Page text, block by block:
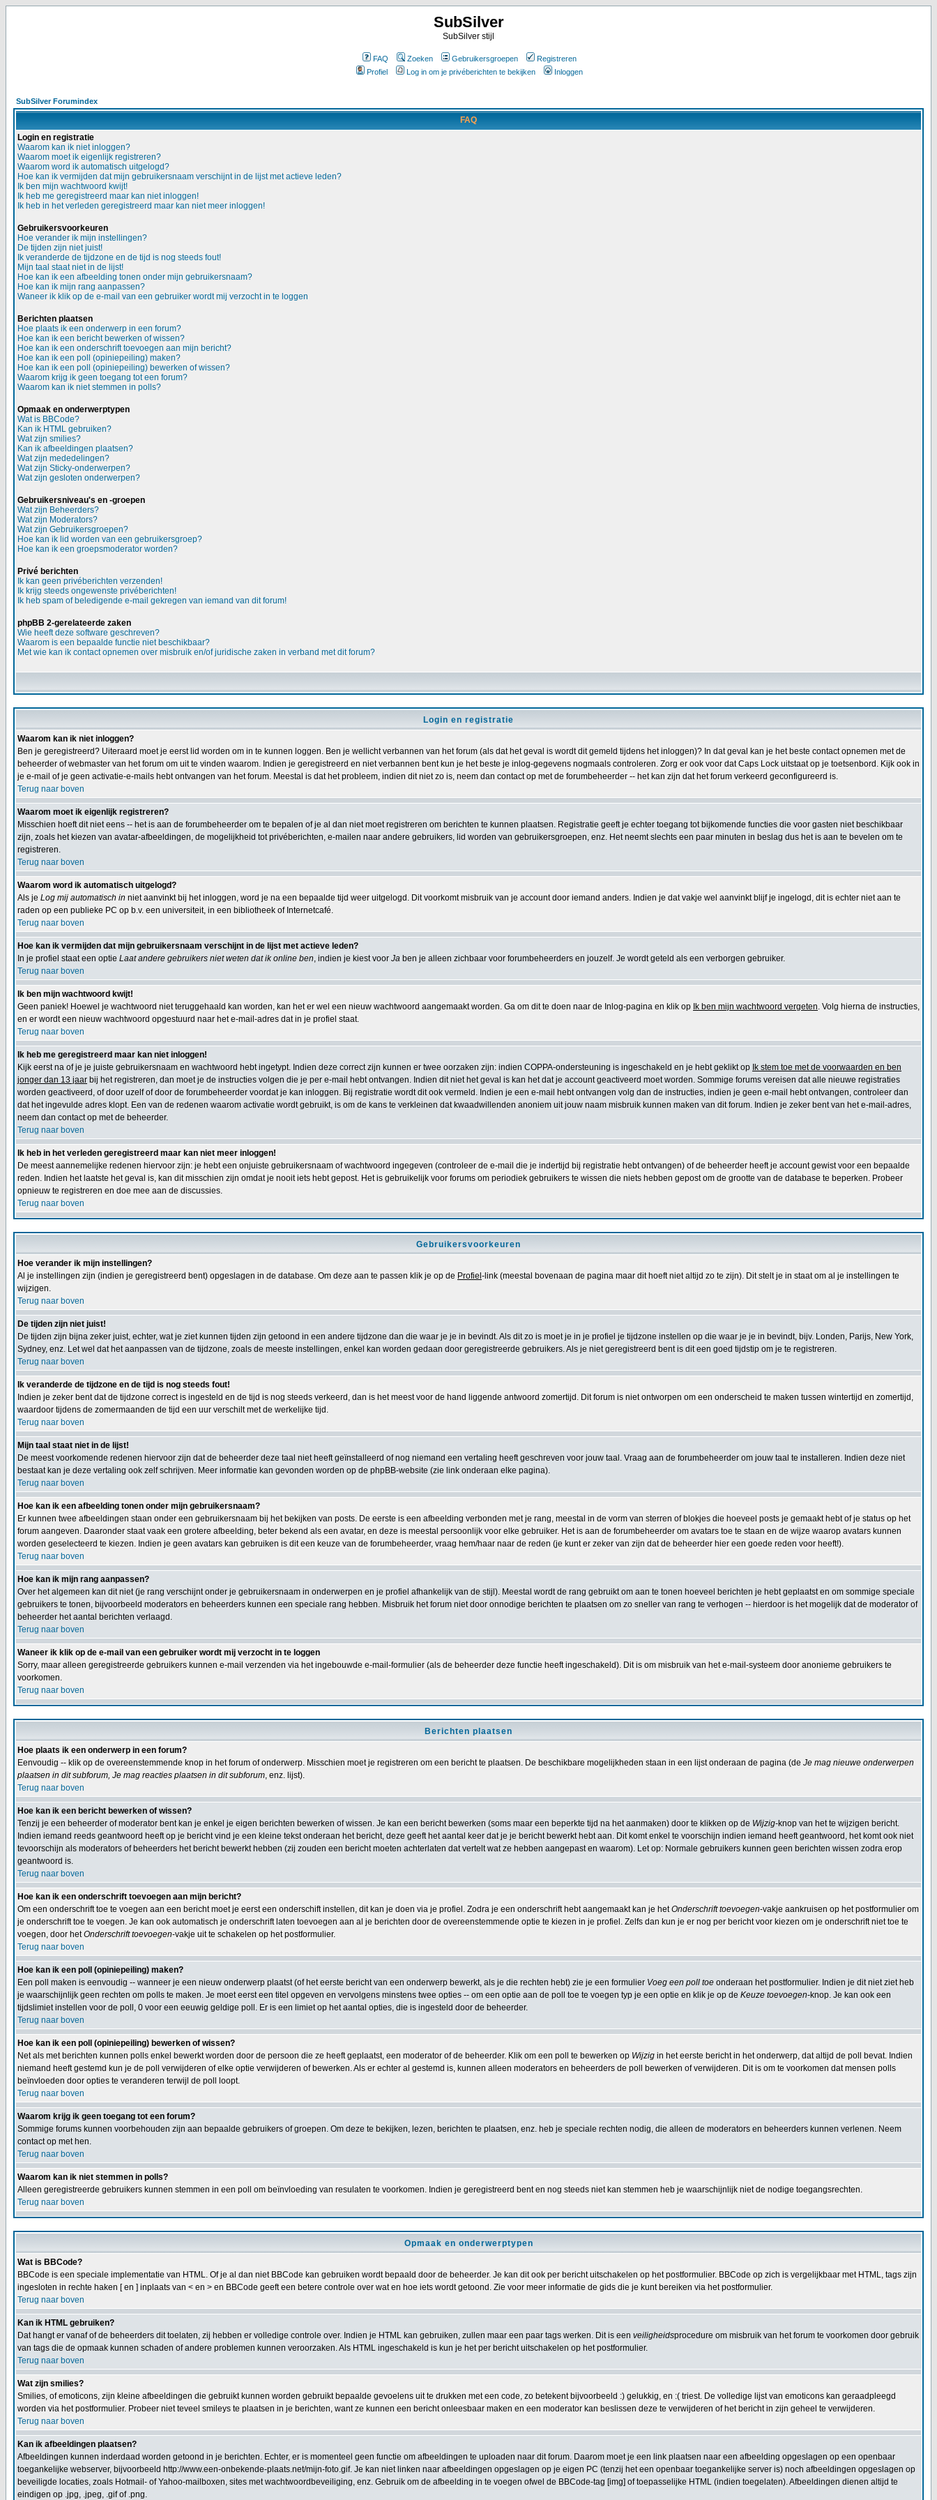
SubSilver
SubSilver stijl
FAQ Zoeken Gebruikersgroepen
Registreren
Profiel
Log in om je privéberichten te bekijken Inloggen
SubSilver Forumindex
FAQ
Login en registratie
Waarom kan ik niet inloggen?
Waarom moet ik eigenlijk registreren?
Waarom word ik automatisch uitgelogd?
Hoe kan ik vermijden dat mijn gebruikersnaam verschijnt in de lijst met actieve leden?
Ik ben mijn wachtwoord kwijt!
Ik heb me geregistreerd maar kan niet inloggen!
Ik heb in het verleden geregistreerd maar kan niet meer inloggen!
Gebruikersvoorkeuren
Hoe verander ik mijn instellingen?
De tijden zijn niet juist!
Ik veranderde de tijdzone en de tijd is nog steeds fout!
Mijn taal staat niet in de lijst!
Hoe kan ik een afbeelding tonen onder mijn gebruikersnaam?
Hoe kan ik mijn rang aanpassen?
Waneer ik klik op de e-mail van een gebruiker wordt mij verzocht in te loggen
Berichten plaatsen
Hoe plaats ik een onderwerp in een forum?
Hoe kan ik een bericht bewerken of wissen?
Hoe kan ik een onderschrift toevoegen aan mijn bericht?
Hoe kan ik een poll (opiniepeiling) maken?
Hoe kan ik een poll (opiniepeiling) bewerken of wissen?
Waarom krijg ik geen toegang tot een forum?
Waarom kan ik niet stemmen in polls?
Opmaak en onderwerptypen
Wat is BBCode?
Kan ik HTML gebruiken?
Wat zijn smilies?
Kan ik afbeeldingen plaatsen?
Wat zijn mededelingen?
Wat zijn Sticky-onderwerpen?
Wat zijn gesloten onderwerpen?
Gebruikersniveau's en -groepen
Wat zijn Beheerders?
Wat zijn Moderators?
Wat zijn Gebruikersgroepen?
Hoe kan ik lid worden van een gebruikersgroep?
Hoe kan ik een groepsmoderator worden?
Privé berichten
Ik kan geen privéberichten verzenden!
Ik krijg steeds ongewenste privéberichten!
Ik heb spam of beledigende e-mail gekregen van iemand van dit forum!
phpBB 2-gerelateerde zaken
Wie heeft deze software geschreven?
Waarom is een bepaalde functie niet beschikbaar?
Met wie kan ik contact opnemen over misbruik en/of juridische zaken in verband met dit forum?
Login en registratie
Waarom kan ik niet inloggen?
Ben je geregistreerd? Uiteraard moet je eerst lid worden om in te kunnen loggen. Ben je wellicht verbannen van het forum (als dat het geval is wordt dit gemeld tijdens het inloggen)? In dat geval kan je het beste contact opnemen met de
beheerder of webmaster van het forum om uit te vinden waarom. Indien je geregistreerd en niet verbannen bent kun je het beste je inlog-gegevens nogmaals controleren. Zorg er ook voor dat Caps Lock uitstaat op je toetsenbord. Kijk ook in
je e-mail of je geen activatie-e-mails hebt ontvangen van het forum. Meestal is dat het probleem, indien dit niet zo is, neem dan contact op met de forumbeheerder -- het kan zijn dat het forum verkeerd geconfigureerd is.
Terug naar boven
Waarom moet ik eigenlijk registreren?
Misschien hoeft dit niet eens -- het is aan de forumbeheerder om te bepalen of je al dan niet moet registreren om berichten te kunnen plaatsen. Registratie geeft je echter toegang tot bijkomende functies die voor gasten niet beschikbaar
zijn, zoals het kiezen van avatar-afbeeldingen, de mogelijkheid tot privéberichten, e-mailen naar andere gebruikers, lid worden van gebruikersgroepen, enz. Het neemt slechts een paar minuten in beslag dus het is aan te bevelen om te
registreren.
Terug naar boven
Waarom word ik automatisch uitgelogd?
Als je Log mij automatisch in niet aanvinkt bij het inloggen, word je na een bepaalde tijd weer uitgelogd. Dit voorkomt misbruik van je account door iemand anders. Indien je dat vakje wel aanvinkt blijf je ingelogd, dit is echter niet aan te
raden op een publieke PC op b.v. een universiteit, in een bibliotheek of Internetcafé.
Terug naar boven
Hoe kan ik vermijden dat mijn gebruikersnaam verschijnt in de lijst met actieve leden?
In je profiel staat een optie Laat andere gebruikers niet weten dat ik online ben, indien je kiest voor Ja ben je alleen zichbaar voor forumbeheerders en jouzelf. Je wordt geteld als een verborgen gebruiker.
Terug naar boven
Ik ben mijn wachtwoord kwijt!
Geen paniek! Hoewel je wachtwoord niet teruggehaald kan worden, kan het er wel een nieuw wachtwoord aangemaakt worden. Ga om dit te doen naar de Inlog-pagina en klik op Ik ben mijn wachtwoord vergeten. Volg hierna de instructies,
en er wordt een nieuw wachtwoord opgestuurd naar het e-mail-adres dat in je profiel staat.
Terug naar boven
Ik heb me geregistreerd maar kan niet inloggen!
Kijk eerst na of je je juiste gebruikersnaam en wachtwoord hebt ingetypt. Indien deze correct zijn kunnen er twee oorzaken zijn: indien COPPA-ondersteuning is ingeschakeld en je hebt geklikt op Ik stem toe met de voorwaarden en ben
jonger dan 13 jaar bij het registreren, dan moet je de instructies volgen die je per e-mail hebt ontvangen. Indien dit niet het geval is kan het dat je account geactiveerd moet worden. Sommige forums vereisen dat alle nieuwe registraties
worden geactiveerd, of door uzelf of door de forumbeheerder voordat je kan inloggen. Bij registratie wordt dit ook vermeld. Indien je een e-mail hebt ontvangen volg dan de instructies, indien je geen e-mail hebt ontvangen, controleer dan
dat het ingevulde adres klopt. Een van de redenen waarom activatie wordt gebruikt, is om de kans te verkleinen dat kwaadwillenden anoniem uit jouw naam misbruik kunnen maken van dit forum. Indien je zeker bent van het e-mail-adres,
neem dan contact op met de beheerder.
Terug naar boven
Ik heb in het verleden geregistreerd maar kan niet meer inloggen!
De meest aannemelijke redenen hiervoor zijn: je hebt een onjuiste gebruikersnaam of wachtwoord ingegeven (controleer de e-mail die je indertijd bij registratie hebt ontvangen) of de beheerder heeft je account gewist voor een bepaalde
reden. Indien het laatste het geval is, kan dit misschien zijn omdat je nooit iets hebt gepost. Het is gebruikelijk voor forums om periodiek gebruikers te wissen die niets hebben gepost om de grootte van de database te beperken. Probeer
opnieuw te registreren en doe mee aan de discussies.
Terug naar boven
Gebruikersvoorkeuren
Hoe verander ik mijn instellingen?
Al je instellingen zijn (indien je geregistreerd bent) opgeslagen in de database. Om deze aan te passen klik je op de Profiel -link (meestal bovenaan de pagina maar dit hoeft niet altijd zo te zijn). Dit stelt je in staat om al je instellingen te
wijzigen.
Terug naar boven
De tijden zijn niet juist!
De tijden zijn bijna zeker juist, echter, wat je ziet kunnen tijden zijn getoond in een andere tijdzone dan die waar je je in bevindt. Als dit zo is moet je in je profiel je tijdzone instellen op die waar je je in bevindt, bijv. Londen, Parijs, New York,
Sydney, enz. Let wel dat het aanpassen van de tijdzone, zoals de meeste instellingen, enkel kan worden gedaan door geregistreerde gebruikers. Als je niet geregistreerd bent is dit een goed tijdstip om je te registreren.
Terug naar boven
Ik veranderde de tijdzone en de tijd is nog steeds fout!
Indien je zeker bent dat de tijdzone correct is ingesteld en de tijd is nog steeds verkeerd, dan is het meest voor de hand liggende antwoord zomertijd. Dit forum is niet ontworpen om een onderscheid te maken tussen wintertijd en zomertijd,
waardoor tijdens de zomermaanden de tijd een uur verschilt met de werkelijke tijd.
Terug naar boven
Mijn taal staat niet in de lijst!
De meest voorkomende redenen hiervoor zijn dat de beheerder deze taal niet heeft geïnstalleerd of nog niemand een vertaling heeft geschreven voor jouw taal. Vraag aan de forumbeheerder om jouw taal te installeren. Indien deze niet
bestaat kan je deze vertaling ook zelf schrijven. Meer informatie kan gevonden worden op de phpBB-website (zie link onderaan elke pagina).
Terug naar boven
Hoe kan ik een afbeelding tonen onder mijn gebruikersnaam?
Er kunnen twee afbeeldingen staan onder een gebruikersnaam bij het bekijken van posts. De eerste is een afbeelding verbonden met je rang, meestal in de vorm van sterren of blokjes die hoeveel posts je gemaakt hebt of je status op het
forum aangeven. Daaronder staat vaak een grotere afbeelding, beter bekend als een avatar, en deze is meestal persoonlijk voor elke gebruiker. Het is aan de forumbeheerder om avatars toe te staan en de wijze waarop avatars kunnen
worden geselecteerd te kiezen. Indien je geen avatars kan gebruiken is dit een keuze van de forumbeheerder, vraag hem/haar naar de reden (je kunt er zeker van zijn dat de beheerder hier een goede reden voor heeft!).
Terug naar boven
Hoe kan ik mijn rang aanpassen?
Over het algemeen kan dit niet (je rang verschijnt onder je gebruikersnaam in onderwerpen en je profiel afhankelijk van de stijl). Meestal wordt de rang gebruikt om aan te tonen hoeveel berichten je hebt geplaatst en om sommige speciale
gebruikers te tonen, bijvoorbeeld moderators en beheerders kunnen een speciale rang hebben. Misbruik het forum niet door onnodige berichten te plaatsen om zo sneller van rang te verhogen -- hierdoor is het mogelijk dat de moderator of
beheerder het aantal berichten verlaagd.
Terug naar boven
Waneer ik klik op de e-mail van een gebruiker wordt mij verzocht in te loggen
Sorry, maar alleen geregistreerde gebruikers kunnen e-mail verzenden via het ingebouwde e-mail-formulier (als de beheerder deze functie heeft ingeschakeld). Dit is om misbruik van het e-mail-systeem door anonieme gebruikers te
voorkomen.
Terug naar boven
Berichten plaatsen
Hoe plaats ik een onderwerp in een forum?
Eenvoudig -- klik op de overeenstemmende knop in het forum of onderwerp. Misschien moet je registreren om een bericht te plaatsen. De beschikbare mogelijkheden staan in een lijst onderaan de pagina (de Je mag nieuwe onderwerpen
plaatsen in dit subforum, Je mag reacties plaatsen in dit subforum, enz. lijst).
Terug naar boven
Hoe kan ik een bericht bewerken of wissen?
Tenzij je een beheerder of moderator bent kan je enkel je eigen berichten bewerken of wissen. Je kan een bericht bewerken (soms maar een beperkte tijd na het aanmaken) door te klikken op de Wijzig-knop van het te wijzigen bericht.
Indien iemand reeds geantwoord heeft op je bericht vind je een kleine tekst onderaan het bericht, deze geeft het aantal keer dat je je bericht bewerkt hebt aan. Dit komt enkel te voorschijn indien iemand heeft geantwoord, het komt ook niet
tevoorschijn als moderators of beheerders het bericht bewerkt hebben (zij zouden een bericht moeten achterlaten dat vertelt wat ze hebben aangepast en waarom). Let op: Normale gebruikers kunnen geen berichten wissen zodra erop
geantwoord is.
Terug naar boven
Hoe kan ik een onderschrift toevoegen aan mijn bericht?
Om een onderschrift toe te voegen aan een bericht moet je eerst een onderschift instellen, dit kan je doen via je profiel. Zodra je een onderschrift hebt aangemaakt kan je hetOnderschrift toevoegen-vakje aankruisen op het postformulier om
je onderschrift toe te voegen. Je kan ook automatisch je onderschrift laten toevoegen aan al je berichten door de overeenstemmende optie te kiezen in je profiel. Zelfs dan kun je er nog per bericht voor kiezen om je onderschrift niet toe te
voegen, door hetOnderschrift toevoegen-vakje uit te schakelen op het postformulier.
Terug naar boven
Hoe kan ik een poll (opiniepeiling) maken?
Een poll maken is eenvoudig -- wanneer je een nieuw onderwerp plaatst (of het eerste bericht van een onderwerp bewerkt, als je die rechten hebt) zie je een formulier Voeg een poll toe onderaan het postformulier. Indien je dit niet ziet heb
je waarschijnlijk geen rechten om polls te maken. Je moet eerst een titel opgeven en vervolgens minstens twee opties -- om een optie aan de poll toe te voegen typ je een optie en klik je op de Keuze toevoegen-knop. Je kan ook een
tijdslimiet instellen voor de poll, 0 voor een eeuwig geldige poll. Er is een limiet op het aantal opties, die is ingesteld door de beheerder.
Terug naar boven
Hoe kan ik een poll (opiniepeiling) bewerken of wissen?
Net als met berichten kunnen polls enkel bewerkt worden door de persoon die ze heeft geplaatst, een moderator of de beheerder. Klik om een poll te bewerken op Wijzig in het eerste bericht in het onderwerp, dat altijd de poll bevat. Indien
niemand heeft gestemd kun je de poll verwijderen of elke optie verwijderen of bewerken. Als er echter al gestemd is, kunnen alleen moderators en beheerders de poll bewerken of verwijderen. Dit is om te voorkomen dat mensen polls
beïnvloeden door opties te veranderen terwijl de poll loopt.
Terug naar boven
Waarom krijg ik geen toegang tot een forum?
Sommige forums kunnen voorbehouden zijn aan bepaalde gebruikers of groepen. Om deze te bekijken, lezen, berichten te plaatsen, enz. heb je speciale rechten nodig, die alleen de moderators en beheerders kunnen verlenen. Neem
contact op met hen.
Terug naar boven
Waarom kan ik niet stemmen in polls?
Alleen geregistreerde gebruikers kunnen stemmen in een poll om beïnvloeding van resulaten te voorkomen. Indien je geregistreerd bent en nog steeds niet kan stemmen heb je waarschijnlijk niet de nodige toegangsrechten.
Terug naar boven
Opmaak en onderwerptypen
Wat is BBCode?
BBCode is een speciale implementatie van HTML. Of je al dan niet BBCode kan gebruiken wordt bepaald door de beheerder. Je kan dit ook per bericht uitschakelen op het postformulier. BBCode op zich is vergelijkbaar met HTML, tags zijn
ingesloten in rechte haken [ en ] inplaats van < en > en BBCode geeft een betere controle over wat en hoe iets wordt getoond. Zie voor meer informatie de gids die je kunt bereiken via het postformulier.
Terug naar boven
Kan ik HTML gebruiken?
Dat hangt er vanaf of de beheerders dit toelaten, zij hebben er volledige controle over. Indien je HTML kan gebruiken, zullen maar een paar tags werken. Dit is een veiligheidsprocedure om misbruik van het forum te voorkomen door gebruik
van tags die de opmaak kunnen schaden of andere problemen kunnen veroorzaken. Als HTML ingeschakeld is kun je het per bericht uitschakelen op het postformulier.
Terug naar boven
Wat zijn smilies?
Smilies, of emoticons, zijn kleine afbeeldingen die gebruikt kunnen worden gebruikt bepaalde gevoelens uit te drukken met een code, zo betekent bijvoorbeeld :) gelukkig, en :( triest. De volledige lijst van emoticons kan geraadpleegd
worden via het postformulier. Probeer niet teveel smileys te plaatsen in je berichten, want ze kunnen een bericht onleesbaar maken en een moderator kan beslissen deze te verwijderen of het bericht in zijn geheel te verwijderen.
Terug naar boven
Kan ik afbeeldingen plaatsen?
Afbeeldingen kunnen inderdaad worden getoond in je berichten. Echter, er is momenteel geen functie om afbeeldingen te uploaden naar dit forum. Daarom moet je een link plaatsen naar een afbeelding opgeslagen op een openbaar
toegankelijke webserver, bijvoorbeeld http://www.een-onbekende-plaats.net/mijn-foto.gif. Je kan niet linken naar afbeeldingen opgeslagen op je eigen PC (tenzij het een openbaar toegankelijke server is) noch afbeeldingen opgeslagen op
beveiligde locaties, zoals Hotmail- of Yahoo-mailboxen, sites met wachtwoordbeveiliging, enz. Gebruik om de afbeelding in te voegen ofwel de BBCode-tag [img] of toepasselijke HTML (indien toegelaten). Afbeeldingen dienen altijd te
eindigen op .jpg, .jpeg, .gif of .png.